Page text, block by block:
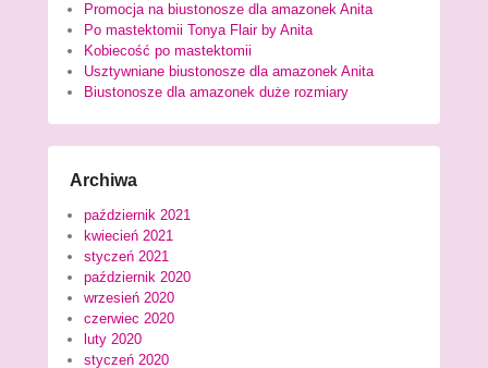
Promocja na biustonosze dla amazonek Anita
Po mastektomii Tonya Flair by Anita
Kobiecość po mastektomii
Usztywniane biustonosze dla amazonek Anita
Biustonosze dla amazonek duże rozmiary
Archiwa
październik 2021
kwiecień 2021
styczeń 2021
październik 2020
wrzesień 2020
czerwiec 2020
luty 2020
styczeń 2020